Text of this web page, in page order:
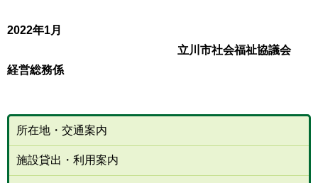
所在地・交通案内
施設貸出・利用案内
2022年1月
立川市社会福祉協議会
経営総務係